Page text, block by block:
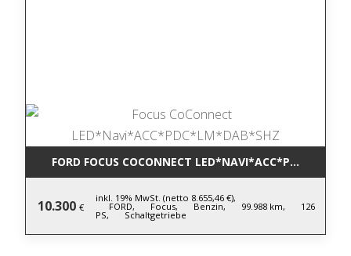
FORD FOCUS COCONNECT
10.300 €
inkl. 19% MwSt. (netto 8.655,46 €),
FORD, Focus, Benzin, 99.988 km, 126
PS, Schaltgetriebe